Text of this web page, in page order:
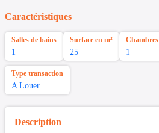
Caractéristiques
Salles de bains
1
Surface en m²
25
Chambres
1
Type transaction
A Louer
Description